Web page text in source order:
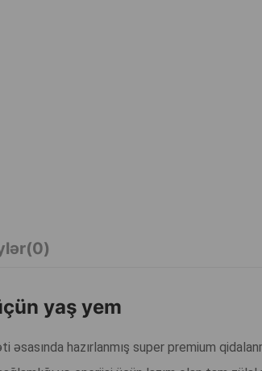
yaş yem
əsasında hazırlanmış super premium